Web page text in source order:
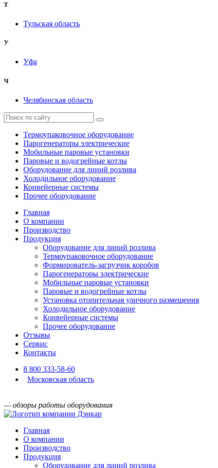
Т
Тульская область
У
Уфа
Ч
Челябинская область
Термоупаковочное оборудование
Парогенераторы электрические
Мобильные паровые установки
Паровые и водогрейные котлы
Оборудование для линий розлива
Холодильное оборудование
Конвейерные системы
Прочее оборудование
Главная
О компании
Производство
Продукция
Оборудование для линий розлива
Термоупаковочное оборудование
Формирователь-загрузчик коробов
Парогенераторы электрические
Мобильные паровые установки
Паровые и водогрейные котлы
Установка отопительная уличного размещения
Холодильное оборудование
Конвейерные системы
Прочее оборудование
Отзывы
Сервис
Контакты
8 800 333-58-60
Московская область
— обзоры работы оборудования
Главная
О компании
Производство
Продукция
Оборудование для линий розлива